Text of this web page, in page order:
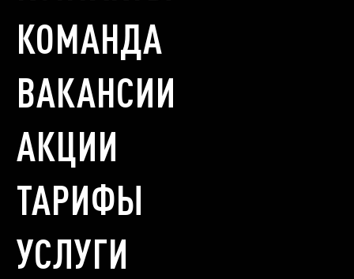
КОМАНДА
ВАКАНСИИ
АКЦИИ
ТАРИФЫ
УСЛУГИ